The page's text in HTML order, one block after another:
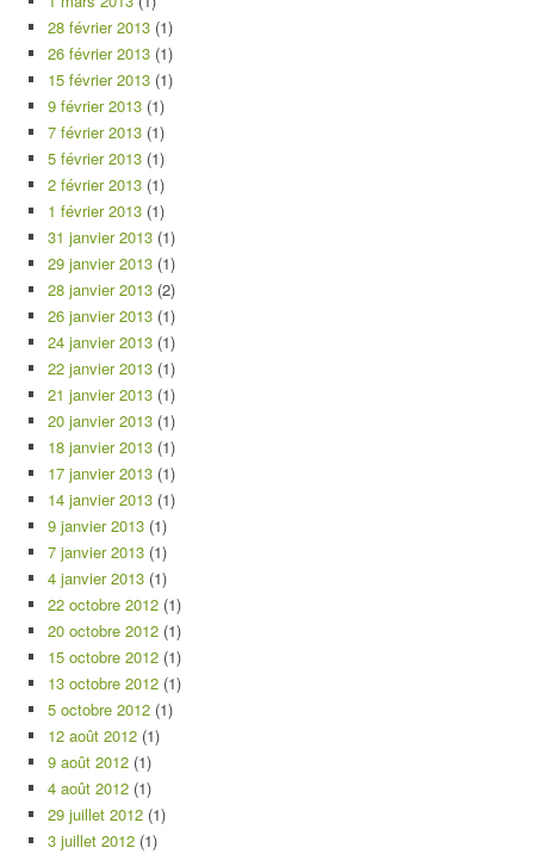
28 février 2013 (1)
26 février 2013 (1)
15 février 2013 (1)
9 février 2013 (1)
7 février 2013 (1)
5 février 2013 (1)
2 février 2013 (1)
1 février 2013 (1)
31 janvier 2013 (1)
29 janvier 2013 (1)
28 janvier 2013 (2)
26 janvier 2013 (1)
24 janvier 2013 (1)
22 janvier 2013 (1)
21 janvier 2013 (1)
20 janvier 2013 (1)
18 janvier 2013 (1)
17 janvier 2013 (1)
14 janvier 2013 (1)
9 janvier 2013 (1)
7 janvier 2013 (1)
4 janvier 2013 (1)
22 octobre 2012 (1)
20 octobre 2012 (1)
15 octobre 2012 (1)
13 octobre 2012 (1)
5 octobre 2012 (1)
12 août 2012 (1)
9 août 2012 (1)
4 août 2012 (1)
29 juillet 2012 (1)
3 juillet 2012 (1)